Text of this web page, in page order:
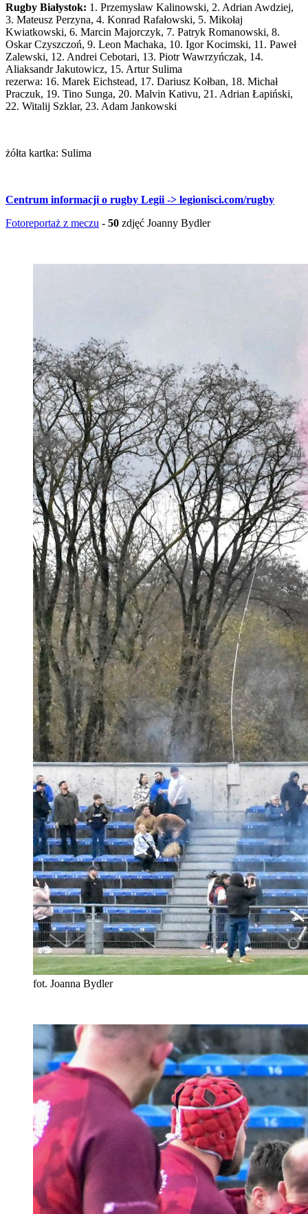
Rugby Białystok: 1. Przemysław Kalinowski, 2. Adrian Awdziej,
3. Mateusz Perzyna, 4. Konrad Rafałowski, 5. Mikołaj
Kwiatkowski, 6. Marcin Majorczyk, 7. Patryk Romanowski, 8.
Oskar Czyszczoń, 9. Leon Machaka, 10. Igor Kocimski, 11. Paweł
Zalewski, 12. Andrei Cebotari, 13. Piotr Wawrzyńczak, 14.
Aliaksandr Jakutowicz, 15. Artur Sulima
rezerwa: 16. Marek Eichstead, 17. Dariusz Kołban, 18. Michał
Praczuk, 19. Tino Sunga, 20. Malvin Kativu, 21. Adrian Łapiński,
22. Witalij Szklar, 23. Adam Jankowski
żółta kartka: Sulima
Centrum informacji o rugby Legii -> legionisci.com/rugby
Fotoreportaż z meczu - 50 zdjęć Joanny Bydler
fot. Joanna Bydler